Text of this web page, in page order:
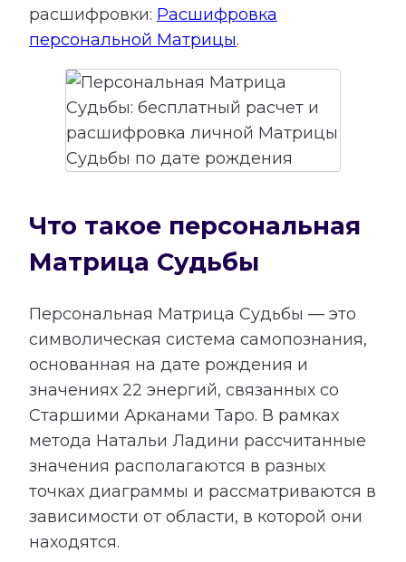
расшифровки: Расшифровка
персональной Матрицы.
Что такое персональная
Матрица Судьбы
Персональная Матрица Судьбы — это
символическая система самопознания,
основанная на дате рождения и
значениях 22 энергий, связанных со
Старшими Арканами Таро. В рамках
метода Натальи Ладини рассчитанные
значения располагаются в разных
точках диаграммы и рассматриваются в
зависимости от области, в которой они
находятся.